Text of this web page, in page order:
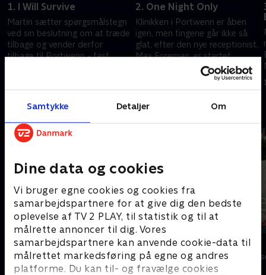
Samtykke Detaljer Om
Dine data og cookies
Vi bruger egne cookies og cookies fra
samarbejdspartnere for at give dig den bedste
oplevelse af TV 2 PLAY, til statistik og til at
målrette annoncer til dig. Vores
samarbejdspartnere kan anvende cookie-data til
målrettet markedsføring på egne og andres
platforme. Du kan til- og fravælge cookies
1. I Will Survive
Martin sætter spørgsmålstegn
ved sin beslutning om at træde
tilbage og vender derfor
tilbage til Portwenn - fast
2. One Night Only
Klinikken i Portwenn er åben
igen, men tingene går ikke så
glat, efter den nye receptionist,
Max Foreman, er startet.
13. april 2023 • 45 min
Andre så også
Badehotellet
Drama • 10 sæsoner
Bjerglægen
Drama • 18